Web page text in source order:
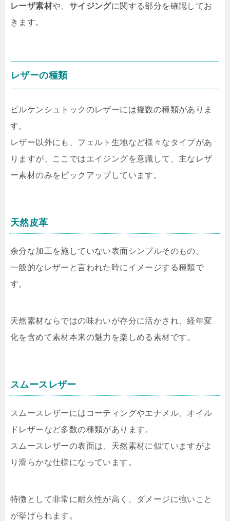
レーザ素材や、 サイジングに関する部分を確認してお
きます。
レザーの種類
ビルケンシュトックのレザーには複数の種類がありま
す。
レザー以外にも、フェルト生地など様々なタイプがあ
りますが、ここではエイジングを意識して、主なレザ
ー素材のみをピックアップしています。
天然皮革
余分な加工を施していない表面シンプルそのもの。
一般的なレザーと言われた時にイメージする種類で
す。
天然素材ならではの味わいが存分に活かされ、経年変
化を含めて素材本来の魅力を楽しめる素材です。
スムースレザー
スムースレザーにはコーティングやエナメル、オイル
ドレザーなど多数の種類があります。
スムースレザーの表面は、天然素材に似ていますがよ
り滑らかな仕様になっています。
特徴として非常に耐久性が高く、ダメージに強いこと
が挙げられます。